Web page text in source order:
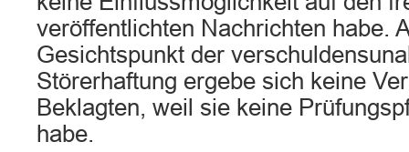
veröffentlichten Nachrichten habe.
Gesichtspunkt der
Störerhaftung ergebe sich keine
Beklagten, weil sie keine
habe.